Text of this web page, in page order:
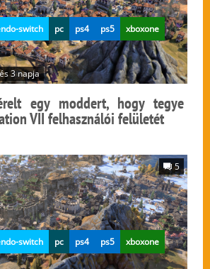
switch pc ps4 ps5
xboxone
3 napja
egy moddert, hogy tegye
VII felhasználói felületét
5
switch pc ps4 ps5
xboxone